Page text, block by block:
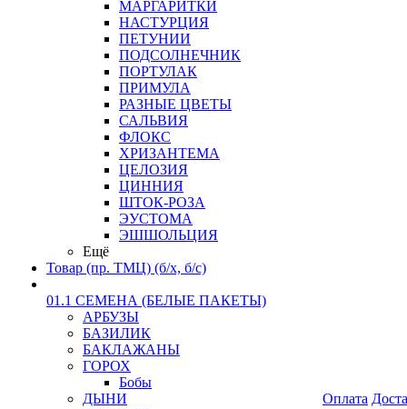
МАРГАРИТКИ
НАСТУРЦИЯ
ПЕТУНИИ
ПОДСОЛНЕЧНИК
ПОРТУЛАК
ПРИМУЛА
РАЗНЫЕ ЦВЕТЫ
САЛЬВИЯ
ФЛОКС
ХРИЗАНТЕМА
ЦЕЛОЗИЯ
ЦИННИЯ
ШТОК-РОЗА
ЭУСТОМА
ЭШШОЛЬЦИЯ
Ещё
Товар (пр. ТМЦ) (б/х, б/с)
01.1 СЕМЕНА (БЕЛЫЕ ПАКЕТЫ)
АРБУЗЫ
БАЗИЛИК
БАКЛАЖАНЫ
ГОРОХ
Бобы
ДЫНИ
Оплата